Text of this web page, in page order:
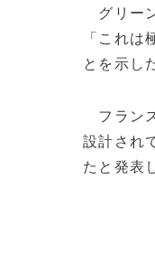
グリー
「これ
とを示し
フラン
設計され
たと発表